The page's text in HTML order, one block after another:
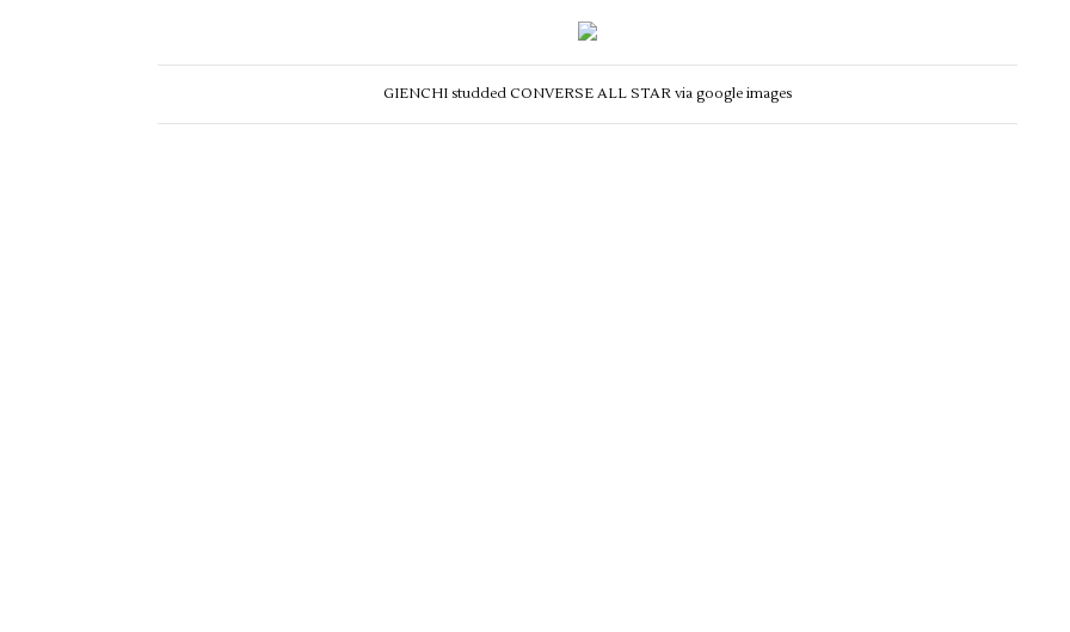
GIENCHI studded CONVERSE ALL STAR via google images